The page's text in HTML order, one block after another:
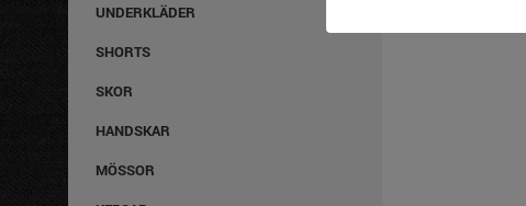
UNDERKLÄDER
SHORTS
SKOR
HANDSKAR
MÖSSOR